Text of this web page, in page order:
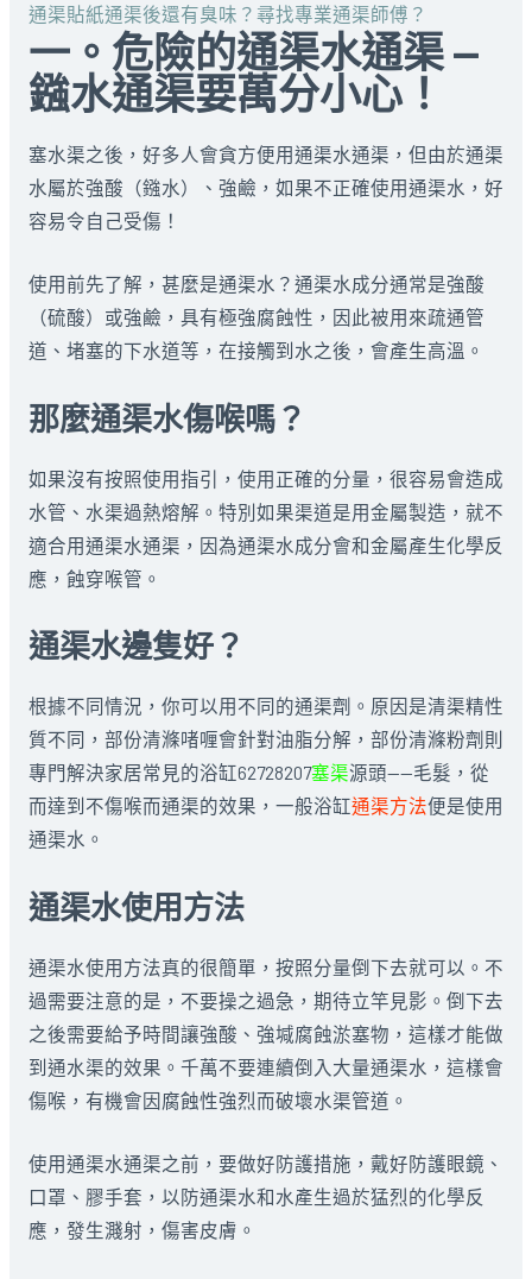
通渠貼紙通渠後還有臭味？ 尋找專業通渠師傅？
一。危險的通渠水通渠 —
鏹水通渠要萬分小心！
塞水渠之後，好多人會貪方便用通渠水通渠，但由於通渠
水屬於強酸（鏹水）、強鹼，如果不正確使用通渠水，好
容易令自己受傷！
使用前先了解，甚麼是通渠水？通渠水成分通常是強酸
（硫酸）或強鹼，具有極強腐蝕性，因此被用來疏通管
道、堵塞的下水道等，在接觸到水之後，會產生高溫。
那麼通渠水傷喉嗎？
如果沒有按照使用指引，使用正確的分量，很容易會造成
水管、水渠過熱熔解。特別如果渠道是用金屬製造，就不
適合用通渠水通渠，因為通渠水成分會和金屬產生化學反
應，蝕穿喉管。
通渠水邊隻好？
根據不同情況，你可以用不同的通渠劑。原因是清渠精性
質不同，部份清滌啫喱會針對油脂分解，部份清滌粉劑則
專門解決家居常見的浴缸62728207塞渠源頭——毛髮，從
而達到不傷喉而通渠的效果，一般浴缸通渠方法便是使用
通渠水。
通渠水使用方法
通渠水使用方法真的很簡單，按照分量倒下去就可以。不
過需要注意的是，不要操之過急，期待立竿見影。倒下去
之後需要給予時間讓強酸、強堿腐蝕淤塞物，這樣才能做
到通水渠的效果。千萬不要連續倒入大量通渠水，這樣會
傷喉，有機會因腐蝕性強烈而破壞水渠管道。
使用通渠水通渠之前，要做好防護措施，戴好防護眼鏡、
口罩、膠手套，以防通渠水和水產生過於猛烈的化學反
應，發生濺射，傷害皮膚。